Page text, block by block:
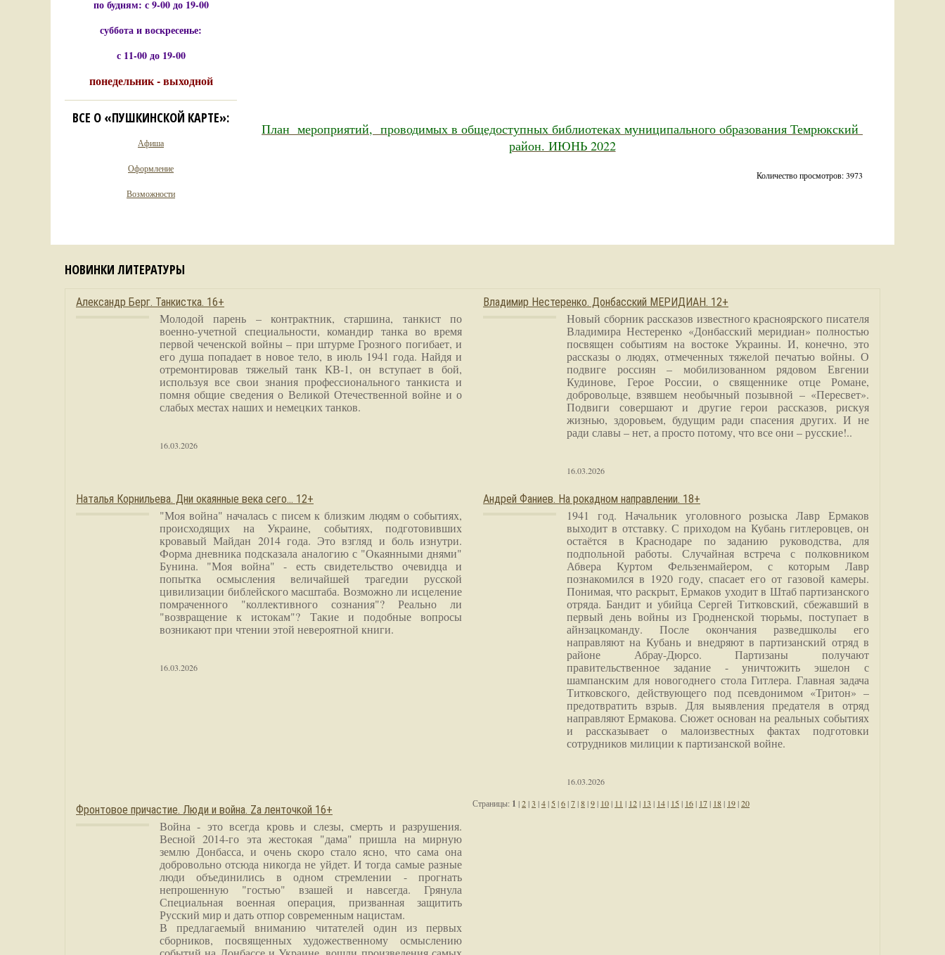
План мероприятий, проводимых в общедоступных библиотеках муниципального образования Темрюкский
район. ИЮНЬ 2022
Количество просмотров: 3973
по будням: с 9-00 до 19-00
суббота и воскресенье:
с 11-00 до 19-00
понедельник - выходной
ВСЕ О «ПУШКИНСКОЙ КАРТЕ»:
Афиша
Оформление
Возможности
НОВИНКИ ЛИТЕРАТУРЫ
Александр Берг. Танкистка. 16+
Молодой парень – контрактник, старшина, танкист по
военно-учетной специальности, командир танка во время
первой чеченской войны – при штурме Грозного погибает, и
его душа попадает в новое тело, в июль 1941 года. Найдя и
отремонтировав тяжелый танк КВ-1, он вступает в бой,
используя все свои знания профессионального танкиста и
помня общие сведения о Великой Отечественной войне и о
слабых местах наших и немецких танков.
16.03.2026
Владимир Нестеренко. Донбасский МЕРИДИАН. 12+
Новый сборник рассказов известного красноярского писателя
Владимира Нестеренко «Донбасский меридиан» полностью
посвящен событиям на востоке Украины. И, конечно, это
рассказы о людях, отмеченных тяжелой печатью войны. О
подвиге россиян – мобилизованном рядовом Евгении
Кудинове, Герое России, о священнике отце Романе,
добровольце, взявшем необычный позывной – «Пересвет».
Подвиги совершают и другие герои рассказов, рискуя
жизнью, здоровьем, будущим ради спасения других. И не
ради славы – нет, а просто потому, что все они – русские!..
16.03.2026
Наталья Корнильева. Дни окаянные века сего… 12+
"Моя война" началась с писем к близким людям о событиях,
происходящих на Украине, событиях, подготовивших
кровавый Майдан 2014 года. Это взгляд и боль изнутри.
Форма дневника подсказала аналогию с "Окаянными днями"
Бунина. "Моя война" - есть свидетельство очевидца и
попытка осмысления величайшей трагедии русской
цивилизации библейского масштаба. Возможно ли исцеление
помраченного "коллективного сознания"? Реально ли
"возвращение к истокам"? Такие и подобные вопросы
возникают при чтении этой невероятной книги.
16.03.2026
Андрей Фаниев. На рокадном направлении. 18+
1941 год. Начальник уголовного розыска Лавр Ермаков
выходит в отставку. С приходом на Кубань гитлеровцев, он
остаётся в Краснодаре по заданию руководства, для
подпольной работы. Случайная встреча с полковником
Абвера Куртом Фельзенмайером, с которым Лавр
познакомился в 1920 году, спасает его от газовой камеры.
Понимая, что раскрыт, Ермаков уходит в Штаб партизанского
отряда. Бандит и убийца Сергей Титковский, сбежавший в
первый день войны из Гродненской тюрьмы, поступает в
айнзацкоманду. После окончания разведшколы его
направляют на Кубань и внедряют в партизанский отряд в
районе Абрау-Дюрсо. Партизаны получают
правительственное задание - уничтожить эшелон с
шампанским для новогоднего стола Гитлера. Главная задача
Титковского, действующего под псевдонимом «Тритон» –
предотвратить взрыв. Для выявления предателя в отряд
направляют Ермакова. Сюжет основан на реальных событиях
и рассказывает о малоизвестных фактах подготовки
сотрудников милиции к партизанской войне.
16.03.2026
Фронтовое причастие. Люди и война. Zа ленточкой 16+
Война - это всегда кровь и слезы, смерть и разрушения.
Весной 2014-го эта жестокая "дама" пришла на мирную
землю Донбасса, и очень скоро стало ясно, что сама она
добровольно отсюда никогда не уйдет. И тогда самые разные
люди объединились в одном стремлении - прогнать
непрошенную "гостью" взашей и навсегда. Грянула
Специальная военная операция, призванная защитить
Русский мир и дать отпор современным нацистам.
В предлагаемый вниманию читателей один из первых
сборников, посвященных художественному осмыслению
Страницы: 1 |2|3 |4| 5 |6|7|8|9| 10| 11 | 12| 13 | 14| 15 | 16| 17| 18| 19|20